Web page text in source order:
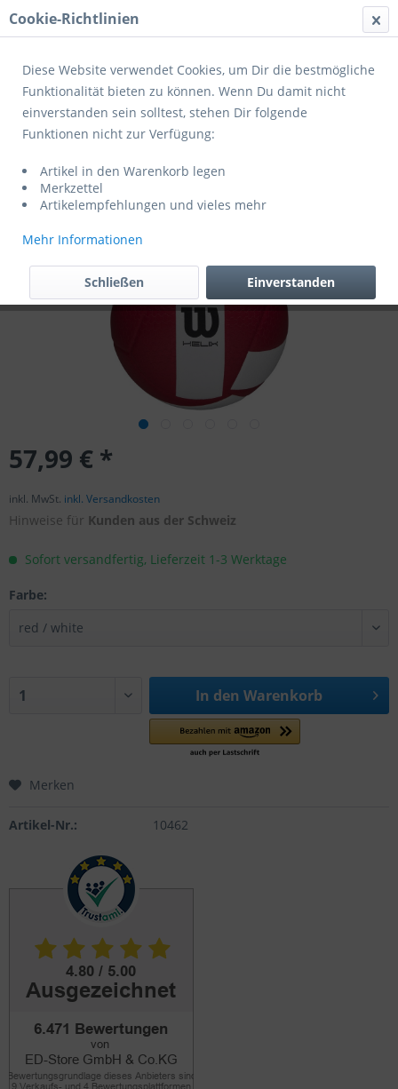
Menü
Übersicht Profibälle
size
57,99 € *
inkl. MwSt. inkl. Versandkosten
Hinweise für Kunden aus der Schweiz
Sofort versandfertig, Lieferzeit 1-3 Werktage
Farbe:
In den Warenkorb
Merken
Artikel-Nr.: 10462
Cookie-Richtlinien
Diese Website verwendet Cookies, um Dir die bestmögliche
Funktionalität bieten zu können. Wenn Du damit nicht
einverstanden sein solltest, stehen Dir folgende
Funktionen nicht zur Verfügung:
Artikel in den Warenkorb legen
Merkzettel
Artikelempfehlungen und vieles mehr
Mehr Informationen
Einverstanden
Schließen